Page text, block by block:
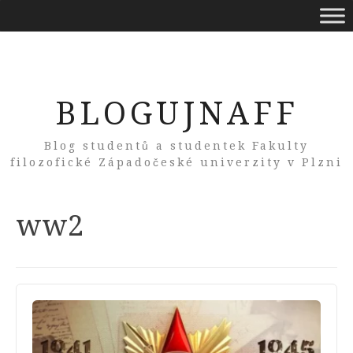
BLOGUJNAFF
Blog studentů a studentek Fakulty
filozofické Západočeské univerzity v Plzni
Tag:
ww2